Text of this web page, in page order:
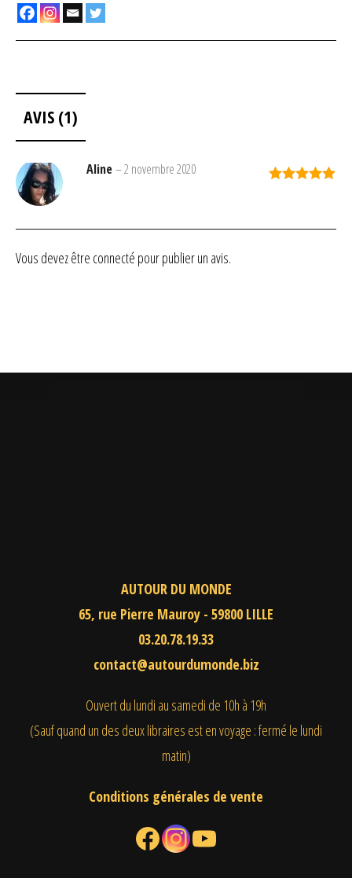
AVIS (1)
Aline–2 novembre 2020
Vous devez être connecté pour publier un avis.
AUTOUR DU MONDE
65, rue Pierre Mauroy - 59800 LILLE
03.20.78.19.33
contact@autourdumonde.biz
Ouvert du lundi au samedi de 10h à 19h
(Sauf quand un des deux libraires est en voyage : fermé le lundi
matin)
Conditions générales de vente
Facebook Instagram YouTube